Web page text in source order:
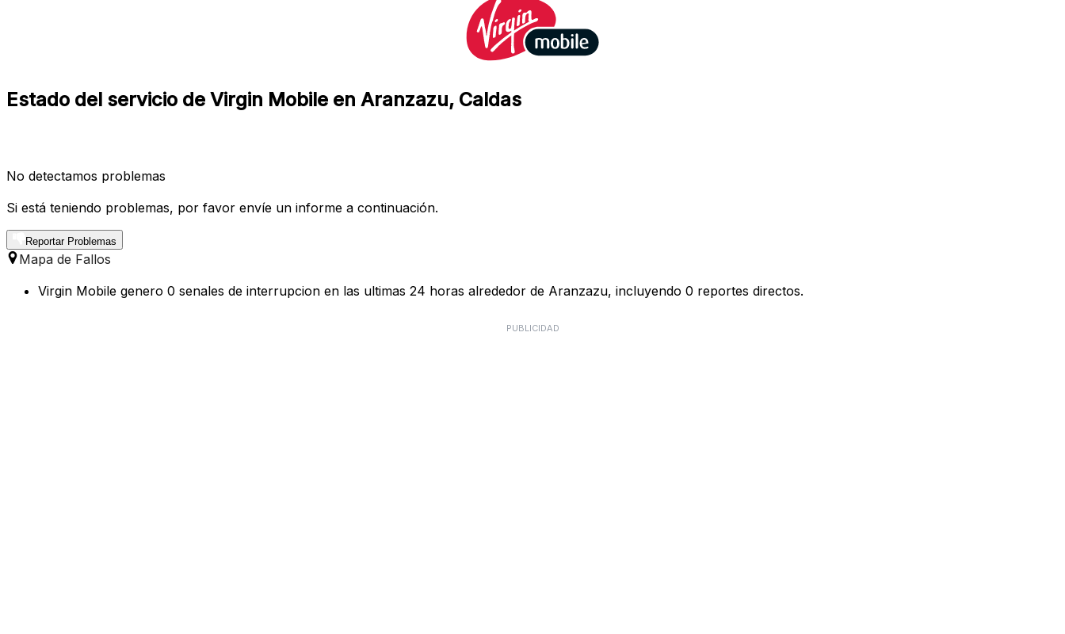
Estado del servicio de Virgin Mobile en Aranzazu, Caldas
No detectamos problemas
Si está teniendo problemas, por favor envíe un informe a continuación.
Reportar Problemas
Mapa de Fallos
Virgin Mobile genero 0 senales de interrupcion en las ultimas 24 horas alrededor de Aranzazu, incluyendo 0 reportes directos.
PUBLICIDAD